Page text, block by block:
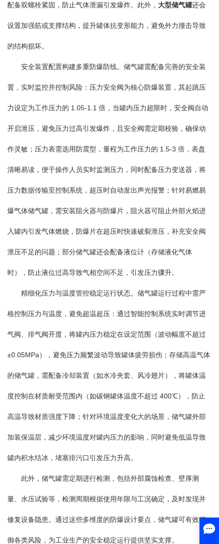
配备双螺栓紧固，防止气体泄漏引发爆炸。此外， 大型储气罐还会
设置加强筋或支撑结构，提升罐体抗变形能力，避免外力撞击导致
的结构损坏。
安全装置配置构建多重防爆防线。储气罐需配备完善的安全装
置，实时监控并控制风险：压力安全阀为核心防爆装置，其起跳压
力设定为工作压力的 1.05-1.1 倍，当罐内压力超限时，安全阀自动
开启泄压，避免压力过高引发爆炸，且安全阀需定期校验，确保动
作灵敏；压力表需选用防震型，量程为工作压力的 1.5-3 倍，表盘
清晰易读，便于操作人员实时监测压力，同时配备压力变送器，将
压力数据传输至控制系统，超压时自动发出声光报警；针对易燃易
爆气体储气罐，需安装阻火器与防爆片，阻火器可阻止外部火焰进
入罐内引发气体燃烧，防爆片在超压时快速破裂泄压，补充安全阀
泄压不足的问题；部分储气罐还会配备液位计（存储液化气体
时），防止液位过高导致气相空间不足，引发压力骤升。
精细化压力与温度管控稳定运行状态。储气罐运行过程中需严
格控制压力与温度，避免超温超压：通过智能控制系统实时调节进
气阀、排气阀开度，将罐内压力稳定在设定范围（波动幅度不超过
±0.05MPa），避免压力频繁波动导致罐体疲劳损伤；存储高温气体
的储气罐，需配备冷却装置（如水冷夹套、风冷翅片），将罐体温
度控制在材质耐受范围内（如碳钢罐体温度不超过 400℃），防止
高温导致材质强度下降；针对环境温度变化大的场景，储气罐外部
加装保温层，减少环境温度对罐内压力的影响，同时避免低温导致
罐内积水结冰，堵塞排污口引发压力升高。
此外，储气罐需定期进行检测，包括外部腐蚀检查、壁厚测
量、水压试验等，检测周期根据使用年限与工况确定，及时发现并
修复设备隐患。通过这些多维度的防爆设计要点，储气罐可有效抵
御各类风险，为工业生产的安全稳定运行提供坚实支撑。